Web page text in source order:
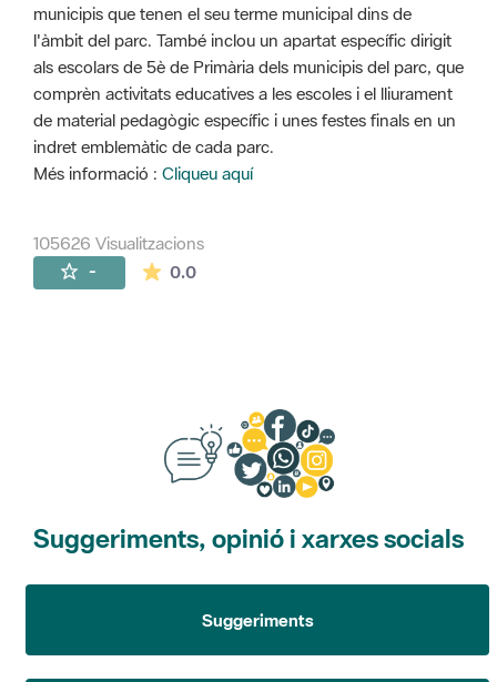
municipis que tenen el seu terme municipal dins de
l'àmbit del parc. També inclou un apartat específic dirigit
als escolars de 5è de Primària dels municipis del parc, que
comprèn activitats educatives a les escoles i el lliurament
de material pedagògic específic i unes festes finals en un
indret emblemàtic de cada parc.
Més informació : Cliqueu aquí
105626 Visualitzacions
- 0.0La mitjana de les valoracions és de 0
Suggeriments, opinió i xarxes socials
Suggeriments